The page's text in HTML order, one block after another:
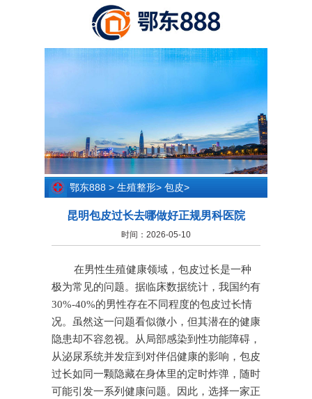
鄂东888 > 生殖整形> 包皮>
昆明包皮过长去哪做好正规男科医院
时间：2026-05-10
在男性生殖健康领域，包皮过长是一种
极为常见的问题。据临床数据统计，我国约有
30%-40%的男性存在不同程度的包皮过长情
况。虽然这一问题看似微小，但其潜在的健康
隐患却不容忽视。从局部感染到性功能障碍，
从泌尿系统并发症到对伴侣健康的影响，包皮
过长如同一颗隐藏在身体里的定时炸弹，随时
可能引发一系列健康问题。因此，选择一家正